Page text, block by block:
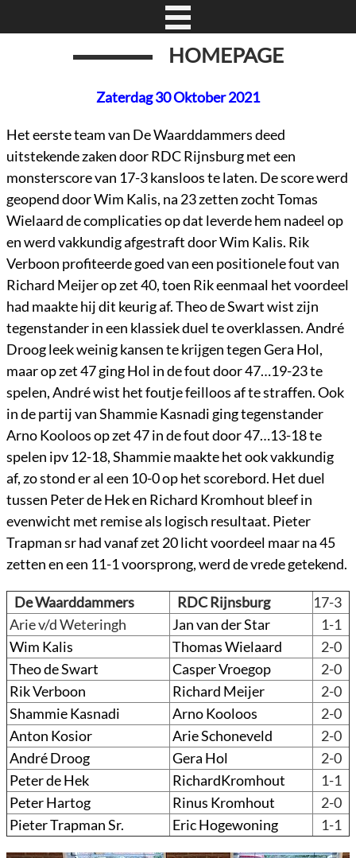
HOMEPAGE
Zaterdag 30 Oktober 2021
Het eerste team van De Waarddammers deed
uitstekende zaken door RDC Rijnsburg met een
monsterscore van 17-3 kansloos te laten. De score werd
geopend door Wim Kalis, na 23 zetten zocht Tomas
Wielaard de complicaties op dat leverde hem nadeel op
en werd vakkundig afgestraft door Wim Kalis. Rik
Verboon profiteerde goed van een positionele fout van
Richard Meijer op zet 40, toen Rik eenmaal het voordeel
had maakte hij dit keurig af. Theo de Swart wist zijn
tegenstander in een klassiek duel te overklassen. André
Droog leek weinig kansen te krijgen tegen Gera Hol,
maar op zet 47 ging Hol in de fout door 47…19-23 te
spelen, André wist het foutje feilloos af te straffen. Ook
in de partij van Shammie Kasnadi ging tegenstander
Arno Kooloos op zet 47 in de fout door 47…13-18 te
spelen ipv 12-18, Shammie maakte het ook vakkundig
af, zo stond er al een 10-0 op het scorebord. Het duel
tussen Peter de Hek en Richard Kromhout bleef in
evenwicht met remise als logisch resultaat. Pieter
Trapman sr had vanaf zet 20 licht voordeel maar na 45
zetten en een 11-1 voorsprong, werd de vrede getekend.
De Waarddammers RDC Rijnsburg
17-3
Arie v/d Weteringh
Jan van der Star
1-1
Wim Kalis
Thomas Wielaard
2-0
Theo de Swart
Casper Vroegop
2-0
Rik Verboon
Richard Meijer
2-0
Shammie Kasnadi
Arno Kooloos
2-0
Anton Kosior
Arie Schoneveld
2-0
André Droog
Gera Hol
2-0
Peter de Hek
RichardKromhout
1-1
Peter Hartog
Rinus Kromhout
2-0
Pieter Trapman Sr.
Eric Hogewoning 1-1